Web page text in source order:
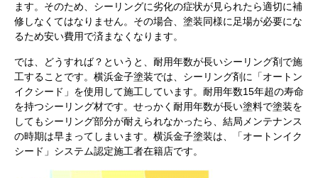
ます。そのため、シーリングに劣化の症状が見られたら適切に補
修しなくてはなりません。その場合、塗装同様に足場が必要にな
るため安い費用で済まなくなります。
では、どうすれば？というと、耐用年数が長いシーリング剤で施
工することです。横浜金子塗装では、シーリング剤に「オートン
イクシード」を使用して施工しています。耐用年数15年超の寿命
を持つシーリング材です。せっかく耐用年数が長い塗料で塗装を
してもシーリング部分が耐えられなかったら、結局メンテナンス
の時期は早まってしまいます。横浜金子塗装は、「オートンイク
シード」システム認定施工者在籍店です。